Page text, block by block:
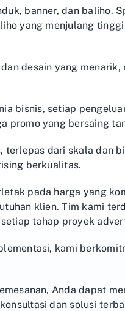
banner, dan baliho.
yang menjulang
desain yang
bisnis, setiap
promo yang bersaing
terlepas dari skala dan
berkualitas.
pada harga yang
klien. Tim kami
tahap proyek
kami
Anda dapat
dan solusi